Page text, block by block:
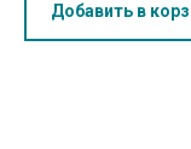
Добавить в